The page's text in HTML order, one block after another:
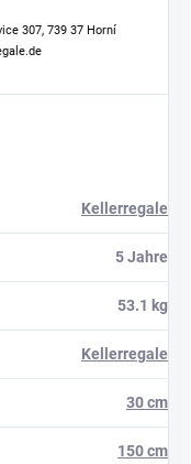
307, 739 37 Horní
Kellerregale
5 Jahre
53.1 kg
Kellerregale
30 cm
150 cm